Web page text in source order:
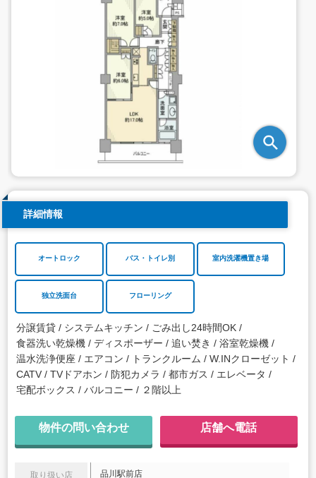
詳細情報
オートロック バス・トイレ別 室内洗濯機置き場
独立洗面台 フローリング
分譲賃貸 システムキッチン
ごみ出し24時間OK
食器洗い乾燥機
ディスポーザー 追い焚き
浴室乾燥機
温水洗浄便座
エアコン トランクルーム
W.INクローゼット
CATV
TVドアホン 防犯カメラ 都市ガス
エレベータ
宅配ボックス
バルコニー ２階以上
物件の問い合わせ 店舗へ電話
取り扱い店 品川駅前店